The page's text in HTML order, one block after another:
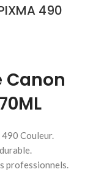
490
Canon
Couleur.
professionnels.